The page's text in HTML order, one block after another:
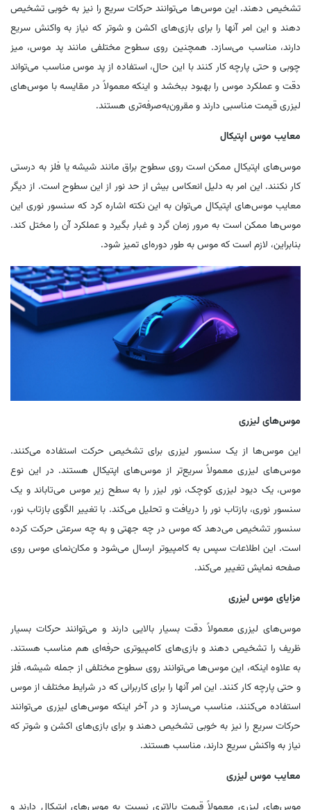
تشخیص دهند. این موس‌ها می‌توانند حرکات سریع را نیز به خوبی تشخیص
دهند و این امر آنها را برای بازی‌های اکشن و شوتر که نیاز به واکنش سریع
دارند، مناسب می‌سازد. همچنین روی سطوح مختلفی مانند پد موس، میز
چوبی و حتی پارچه کار کنند با این حال، استفاده از پد موس مناسب می‌تواند
دقت و عملکرد موس را بهبود ببخشد و اینکه معمولاً در مقایسه با موس‌های
لیزری قیمت مناسبی دارند و مقرون‌به‌صرفه‌تری هستند.
معایب موس اپتیکال
موس‌های اپتیکال ممکن است روی سطوح براق مانند شیشه یا فلز به درستی
کار نکنند. این امر به دلیل انعکاس بیش از حد نور از این سطوح است. از دیگر
معایب موس‌های اپتیکال می‌توان به این نکته اشاره کرد که سنسور نوری این
موس‌ها ممکن است به مرور زمان گرد و غبار بگیرد و عملکرد آن را مختل کند.
بنابراین، لازم است که موس به طور دوره‌ای تمیز شود.
موس‌های لیزری
این موس‌ها از یک سنسور لیزری برای تشخیص حرکت استفاده می‌کنند.
موس‌های لیزری معمولاً سریع‌تر از موس‌های اپتیکال هستند. در این نوع
موس، یک دیود لیزری کوچک، نور لیزر را به سطح زیر موس می‌تاباند و یک
سنسور نوری، بازتاب نور را دریافت و تحلیل می‌کند. با تغییر الگوی بازتاب نور،
سنسور تشخیص می‌دهد که موس در چه جهتی و به چه سرعتی حرکت کرده
است. این اطلاعات سپس به کامپیوتر ارسال می‌شود و مکان‌نمای موس روی
صفحه نمایش تغییر می‌کند.
مزایای موس لیزری
موس‌های لیزری معمولاً دقت بسیار بالایی دارند و می‌توانند حرکات بسیار
ظریف را تشخیص دهند و بازی‌های کامپیوتری حرفه‌ای هم مناسب هستند.
به علاوه اینکه، این موس‌ها می‌توانند روی سطوح مختلفی از جمله شیشه، فلز
و حتی پارچه کار کنند. این امر آنها را برای کاربرانی که در شرایط مختلف از موس
استفاده می‌کنند، مناسب می‌سازد و در آخر اینکه موس‌های لیزری می‌توانند
حرکات سریع را نیز به خوبی تشخیص دهند و برای بازی‌های اکشن و شوتر که
نیاز به واکنش سریع دارند، مناسب هستند.
معایب موس لیزری
موس‌های لیزری معمولاً قیمت بالاتری نسبت به موس‌های اپتیکال دارند و